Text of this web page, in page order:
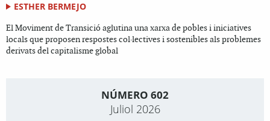
ESTHER BERMEJO
El Moviment de Transició aglutina una xarxa de pobles i iniciatives
locals que proposen respostes col·lectives i sostenibles als problemes
derivats del capitalisme global
NÚMERO 602
Juliol 2026